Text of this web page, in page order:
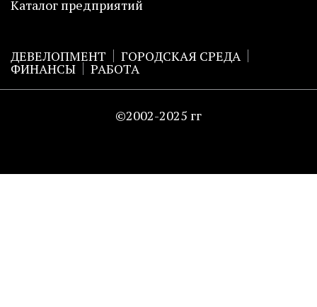
Каталог предприятий
ДЕВЕЛОПМЕНТ ГОРОДСКАЯ СРЕДА
ФИНАНСЫ РАБОТА
©2002-2025 гг